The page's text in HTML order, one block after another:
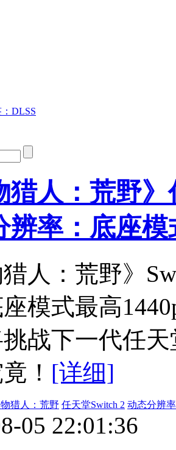
DLSS
猎人：荒野
辨率：底座模
猎人：荒野》
模式最高
战下一代任
！ [详细]
猎人：荒野 任天堂Switch 2 动态分辨率
05 22:01:36